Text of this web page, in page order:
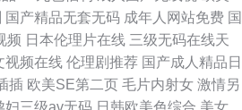
国产精品无套无码 成年人网站免费 国
频 日本伦理片在线 三级无码在线天
视频在线 伦理剧推荐 国产成人精品日
插 欧美SE第二页 毛片内射女 激情另
妇三级av无码 日韩欧美色综合 美女